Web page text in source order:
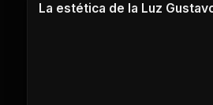
La estética de la Luz